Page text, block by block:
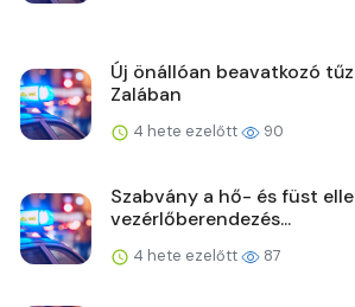
Új önállóan beavatkozó
Zalában
4 hete ezelőtt 90
Szabvány a hő- és füst
vezérlőberendezés...
4 hete ezelőtt 87